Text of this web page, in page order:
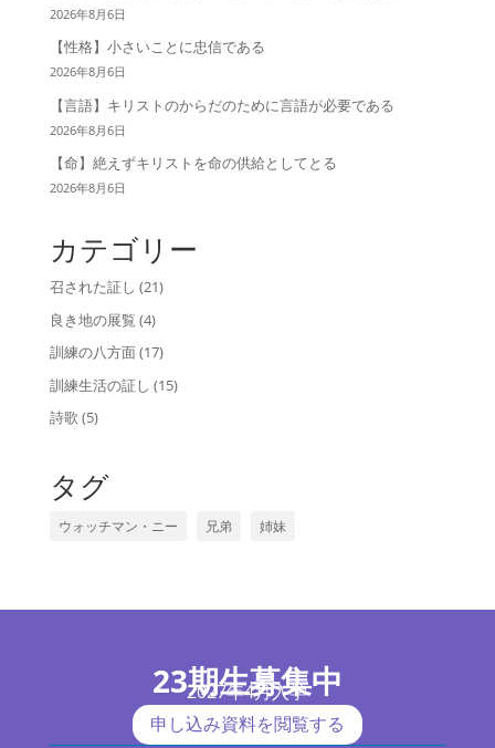
2026年8月6日
【性格】小さいことに忠信である
2026年8月6日
【言語】キリストのからだのために言語が必要である
2026年8月6日
【命】絶えずキリストを命の供給としてとる
2026年8月6日
カテゴリー
召された証し (21)
良き地の展覧 (4)
訓練の八方面(17)
訓練生活の証し (15)
詩歌 (5)
タグ
ウォッチマン・ニー 兄弟 姉妹
23期生募集中
2027年4月入学
申し込み資料を閲覧する